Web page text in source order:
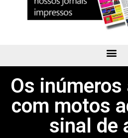
Os
com motos
sinal de